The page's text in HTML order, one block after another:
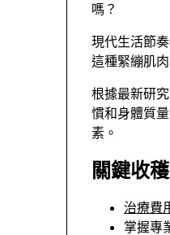
嗎？
現代生活節
這種緊繃肌
根據最新研
慣和身體質
素。
關鍵收穫
治療費
掌握專